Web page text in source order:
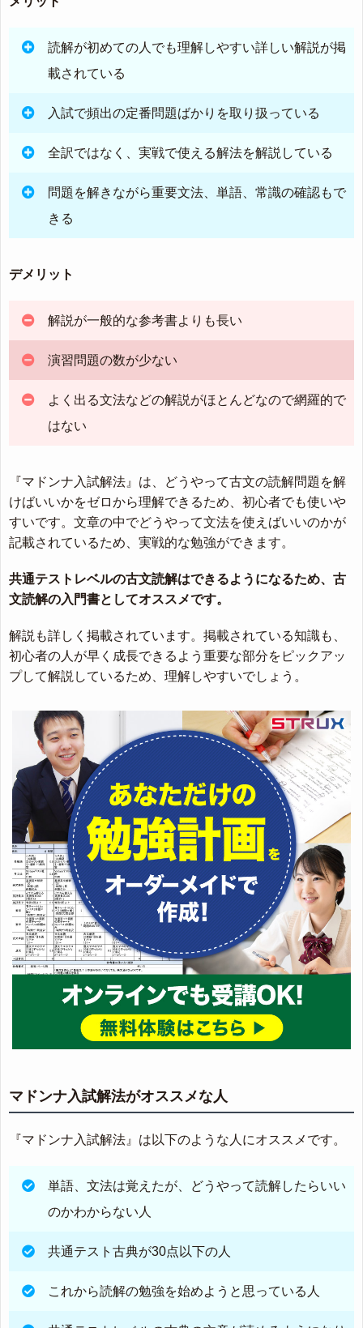
読解が初めての人でも理解しやすい詳しい解説が掲
載されている
入試で頻出の定番問題ばかりを取り扱っている
全訳ではなく、実戦で使える解法を解説している
問題を解きながら重要文法、単語、常識の確認もで
きる
デメリット
解説が一般的な参考書よりも長い
演習問題の数が少ない
よく出る文法などの解説がほとんどなので網羅的で
はない
『マドンナ入試解法』は、どうやって古文の読解問題を解
けばいいかをゼロから理解できるため、初心者でも使いや
すいです。文章の中でどうやって文法を使えばいいのかが
記載されているため、実戦的な勉強ができます。
共通テストレベルの古文読解はできるようになるため、古
文読解の入門書としてオススメです。
解説も詳しく掲載されています。掲載されている知識も、
初心者の人が早く成長できるよう重要な部分をピックアッ
プして解説しているため、理解しやすいでしょう。
マドンナ入試解法がオススメな人
『マドンナ入試解法』は以下のような人にオススメです。
単語、文法は覚えたが、どうやって読解したらいい
のかわからない人
共通テスト古典が30点以下の人
これから読解の勉強を始めようと思っている人